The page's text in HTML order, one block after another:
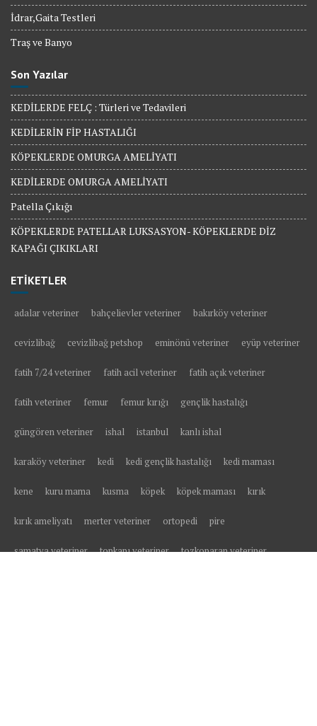
İdrar,Gaita Testleri
Traş ve Banyo
Son Yazılar
KEDİLERDE FELÇ : Türleri ve Tedavileri
KEDİLERİN FİP HASTALIĞI
KÖPEKLERDE OMURGA AMELİYATI
KEDİLERDE OMURGA AMELİYATI
Patella Çıkığı
KÖPEKLERDE PATELLAR LUKSASYON- KÖPEKLERDE DİZ
KAPAĞI ÇIKIKLARI
ETİKETLER
adalar veteriner bahçelievler veteriner bakırköy veteriner
cevizlibağ cevizlibağ petshop eminönü veteriner eyüp veteriner
fatih 7/24 veteriner fatih acil veteriner fatih açık veteriner
fatih veteriner femur femur kırığı gençlik hastalığı
güngören veteriner ishal istanbul kanlı ishal
karaköy veteriner kedi kedi gençlik hastalığı kedi maması
kene kuru mama kusma köpek köpek maması kırık
kırık ameliyatı merter veteriner ortopedi pire
samatya veteriner topkapı veteriner tozkoparan veteriner